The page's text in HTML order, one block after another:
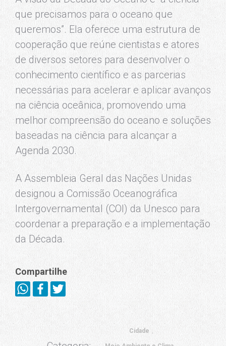
que precisamos para o oceano que
queremos”. Ela oferece uma estrutura de
cooperação que reúne cientistas e atores
de diversos setores para desenvolver o
conhecimento científico e as parcerias
necessárias para acelerar e aplicar avanços
na ciência oceânica, promovendo uma
melhor compreensão do oceano e soluções
baseadas na ciência para alcançar a
Agenda 2030.
A Assembleia Geral das Nações Unidas
designou a Comissão Oceanográfica
Intergovernamental (COI) da Unesco para
coordenar a preparação e a implementação
da Década.
Compartilhe
Cidade